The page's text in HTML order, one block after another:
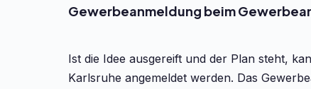
Gewerbeanmeldung beim
Ist die Idee ausgereift und der Plan steht,
Karlsruhe angemeldet werden. Das